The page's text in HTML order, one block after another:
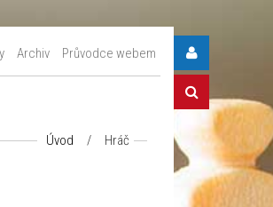
Archiv Průvodce webem
Úvod / Hráč